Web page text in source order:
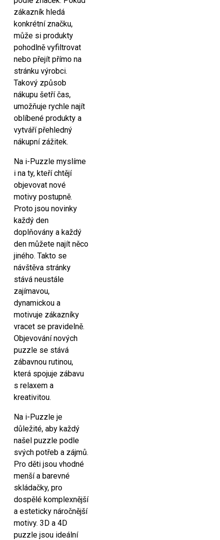
zákazník hledá
konkrétní značku,
může si produkty
pohodlně vyfiltrovat
nebo přejít přímo na
stránku výrobci.
Takový způsob
nákupu šetří čas,
umožňuje rychle najít
oblíbené produkty a
vytváří přehledný
nákupní zážitek.
Na i-Puzzle myslíme
i na ty, kteří chtějí
objevovat nové
motivy postupně.
Proto jsou novinky
každý den
doplňovány a každý
den můžete najít něco
jiného. Takto se
návštěva stránky
stává neustále
zajímavou,
dynamickou a
motivuje zákazníky
vracet se pravidelně.
Objevování nových
puzzle se stává
zábavnou rutinou,
která spojuje zábavu
s relaxem a
kreativitou.
Na i-Puzzle je
důležité, aby každý
našel puzzle podle
svých potřeb a zájmů.
Pro děti jsou vhodné
menší a barevné
skládačky, pro
dospělé komplexnější
a esteticky náročnější
motivy. 3D a 4D
puzzle jsou ideální